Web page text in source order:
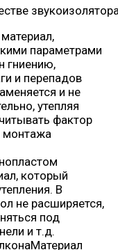
параметрами
гниению,
и перепадов
и не
утепляя
фактор
монтажа
который
В
не расширяется,
под
и т.д.
Материал